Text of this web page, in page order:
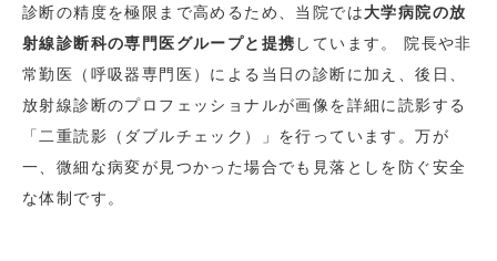
診断の精度を極限まで高めるため、当院では大学病院の放
射線診断科の専門医グループと提携 しています。 院長や非
常勤医（呼吸器専門医）による当日の診断に加え、後日、
放射線診断のプロフェッショナルが画像を詳細に読影する
「二重読影（ダブルチェック）」を行っています。万が
一、微細な病変が見つかった場合でも見落としを防ぐ安全
な体制です。